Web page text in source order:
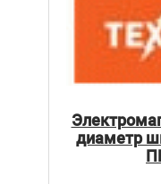
диаметр